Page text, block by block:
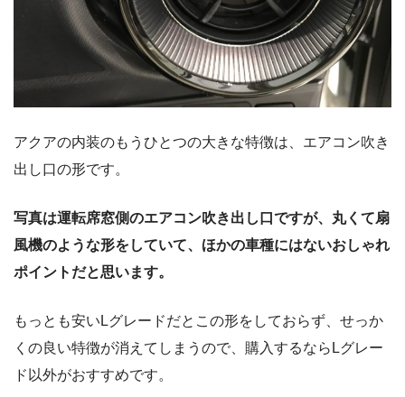
アクアの内装のもうひとつの大きな特徴は、エアコン吹き
出し口の形です。
写真は運転席窓側のエアコン吹き出し口ですが、丸くて扇
風機のような形をしていて、ほかの車種にはないおしゃれ
ポイントだと思います。
もっとも安いLグレードだとこの形をしておらず、せっか
くの良い特徴が消えてしまうので、購入するならLグレー
ド以外がおすすめです。